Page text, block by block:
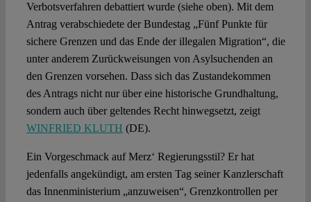
Verbotsverfahren debattiert wurde (siehe oben). Mit dem
Antrag verabschiedete der Bundestag „Fünf Punkte für
sichere Grenzen und das Ende der illegalen Migration“, die
unter anderem Zurückweisungen von Asylsuchenden an
den Grenzen vorsehen. Dass sich das Zustandekommen
des Antrags nicht nur über eine historische Grundhaltung,
sondern auch über geltendes Recht hinwegsetzt, zeigt
WINFRIED KLUTH (DE).
Ein Vorgeschmack auf Merz‘ Regierungsstil? Er hat
jedenfalls angekündigt, am ersten Tag seiner Kanzlerschaft
das Innenministerium „anzuweisen“, Grenzkontrollen per